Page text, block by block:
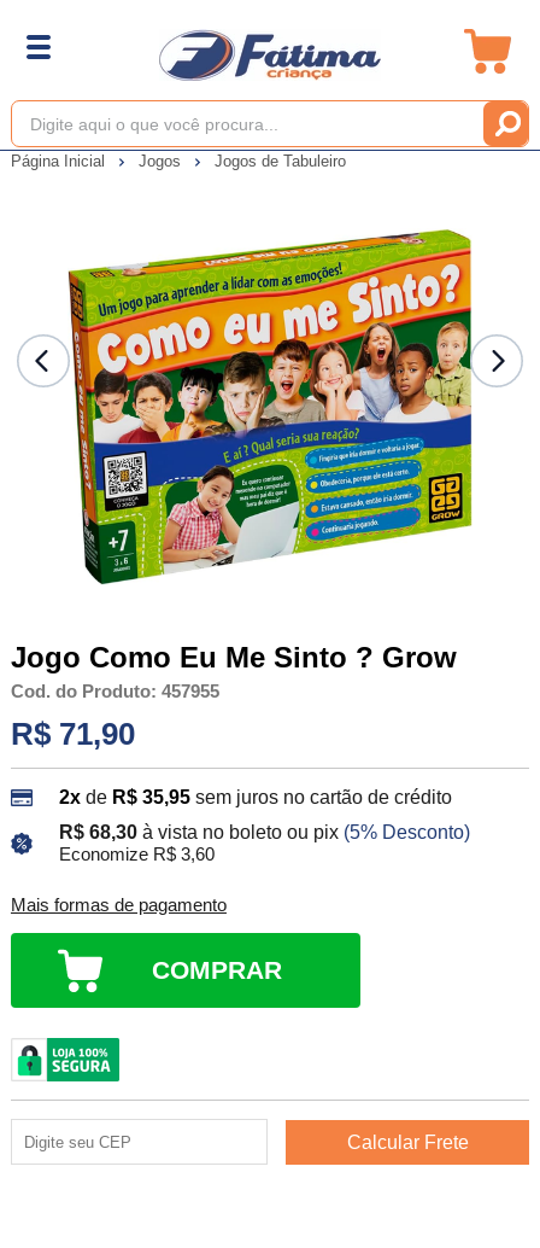
Página Inicial Jogos Jogos de Tabuleiro
Jogo Como Eu Me Sinto ? Grow
Cod. do Produto: 457955
R$ 71,90
2xde R$ 35,95 sem juros no cartão de crédito
R$ 68,30 à vista no boleto ou pix (5% Desconto)
Economize R$ 3,60
Mais formas de pagamento
COMPRAR